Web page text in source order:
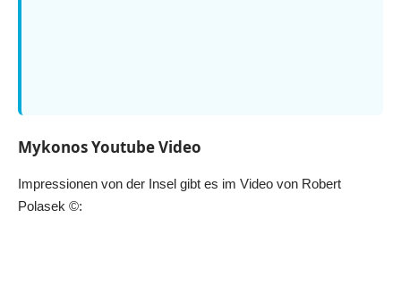
Mykonos Youtube Video
Impressionen von der Insel gibt es im Video von Robert
Polasek ©: